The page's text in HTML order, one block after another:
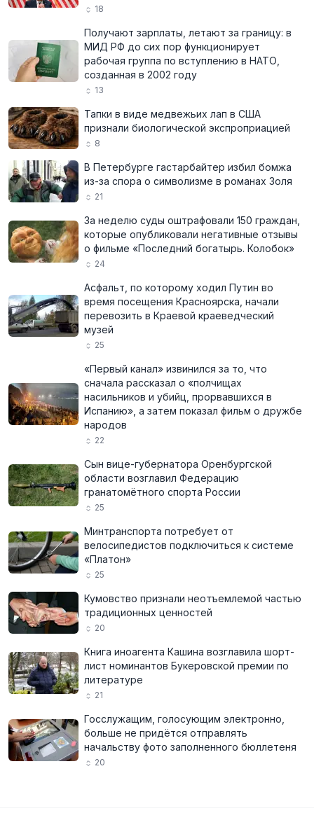
18
Получают зарплаты, летают за границу: в
МИД РФ до сих пор функционирует
рабочая группа по вступлению в НАТО,
созданная в 2002 году
13
Тапки в виде медвежьих лап в США
признали биологической экспроприацией
8
В Петербурге гастарбайтер избил бомжа
из-за спора о символизме в романах Золя
21
За неделю суды оштрафовали 150 граждан,
которые опубликовали негативные отзывы
о фильме «Последний богатырь. Колобок»
24
Асфальт, по которому ходил Путин во
время посещения Красноярска, начали
перевозить в Краевой краеведческий
музей
25
«Первый канал» извинился за то, что
сначала рассказал о «полчищах
насильников и убийц, прорвавшихся в
Испанию», а затем показал фильм о дружбе
народов
22
Сын вице-губернатора Оренбургской
области возглавил Федерацию
гранатомётного спорта России
25
Минтранспорта потребует от
велосипедистов подключиться к системе
«Платон»
25
Кумовство признали неотъемлемой частью
традиционных ценностей
20
Книга иноагента Кашина возглавила шорт-
лист номинантов Букеровской премии по
литературе
21
Госслужащим, голосующим электронно,
больше не придётся отправлять
начальству фото заполненного бюллетеня
20